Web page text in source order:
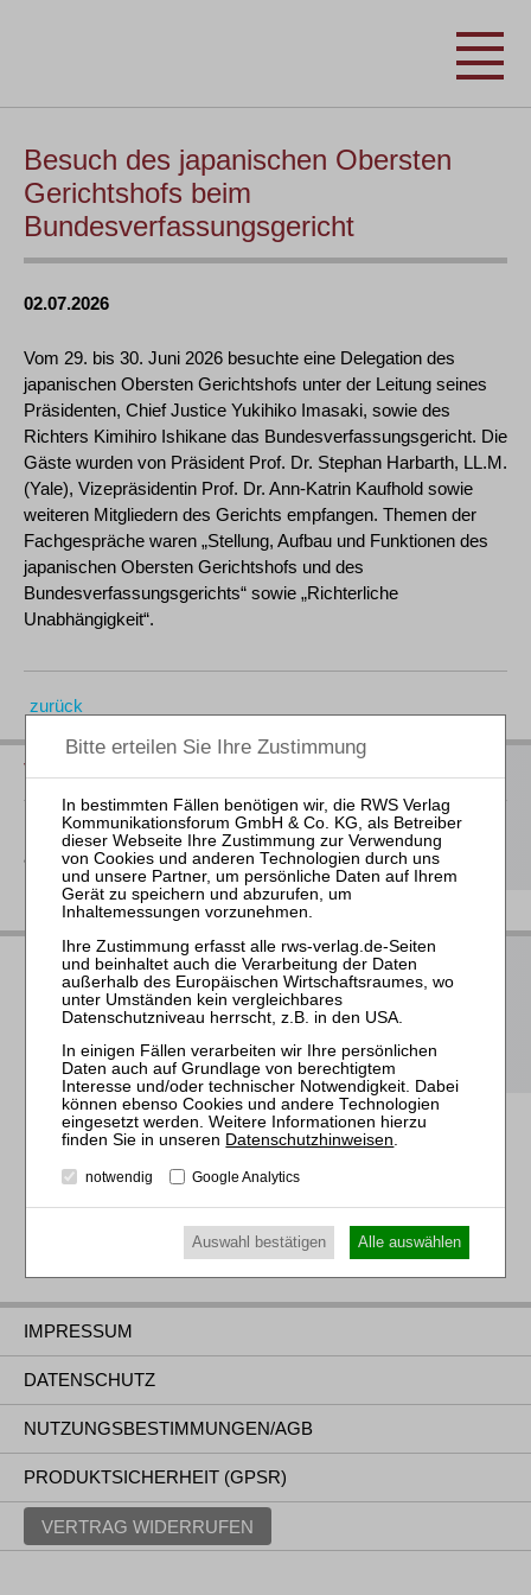
Besuch des japanischen Obersten
Gerichtshofs beim
Bundesverfassungsgericht
02.07.2026
Vom 29. bis 30. Juni 2026 besuchte eine Delegation des
japanischen Obersten Gerichtshofs unter der Leitung seines
Präsidenten, Chief Justice Yukihiko Imasaki, sowie des
Richters Kimihiro Ishikane das Bundesverfassungsgericht. Die
Gäste wurden von Präsident Prof. Dr. Stephan Harbarth, LL.M.
(Yale), Vizepräsidentin Prof. Dr. Ann-Katrin Kaufhold sowie
weiteren Mitgliedern des Gerichts empfangen. Themen der
Fachgespräche waren „Stellung, Aufbau und Funktionen des
japanischen Obersten Gerichtshofs und des
Bundesverfassungsgerichts“ sowie „Richterliche
Unabhängigkeit“.
zurück
Vorschau auf die neuen Bücher 2026
finden Sie unsere Buchvorschau für das 2. Halbjahr 2026
als Download
RWS Verlag bei LinkedIn
RWS Verlag bei Facebook
RWS Verlag bei Instagram
IMPRESSUM
DATENSCHUTZ
NUTZUNGSBESTIMMUNGEN/AGB
PRODUKTSICHERHEIT (GPSR)
VERTRAG WIDERRUFEN
Datenschutzhinweisen.
notwendig Google Analytics
Auswahl bestätigen Alle auswählen